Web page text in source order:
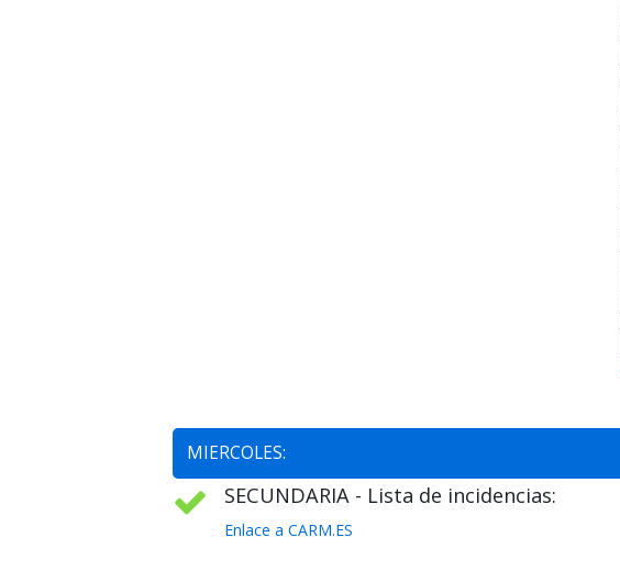
MIERCOLES:
SECUNDARIA - Lista de incidencias:
Enlace a CARM.ES